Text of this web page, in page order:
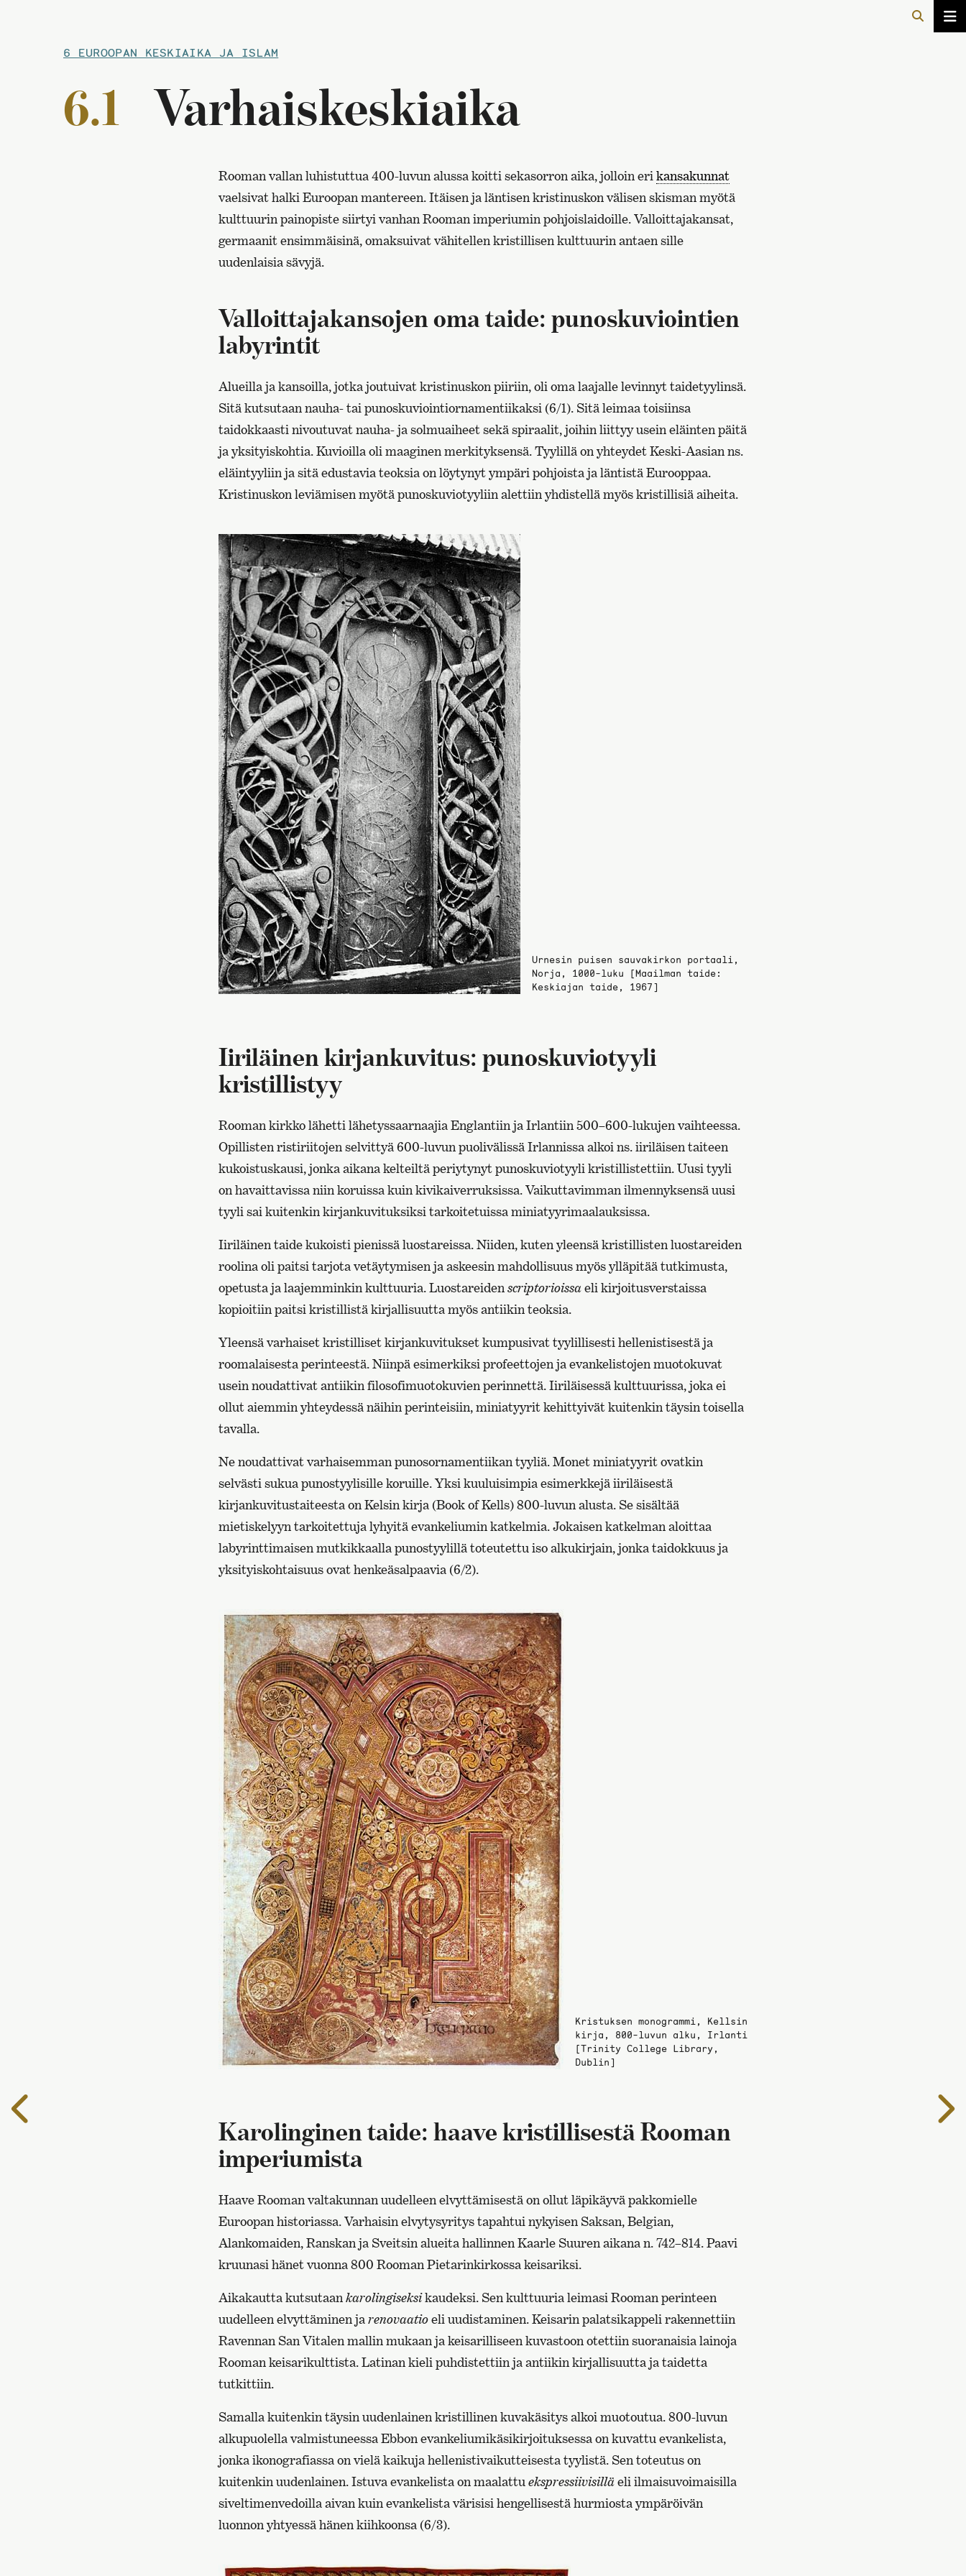
6 EUROOPAN KESKIAIKA JA ISLAM
6.1 Varhaiskeskiaika
Rooman vallan luhistuttua 400-luvun alussa koitti sekasorron aika, jolloin eri kansakunnat
vaelsivat halki Euroopan mantereen. Itäisen ja läntisen kristinuskon välisen skisman myötä
kulttuurin painopiste siirtyi vanhan Rooman imperiumin pohjoislaidoille. Valloittajakansat,
germaanit ensimmäisinä, omaksuivat vähitellen kristillisen kulttuurin antaen sille
uudenlaisia sävyjä.
Valloittajakansojen oma taide: punoskuviointien
labyrintit
Alueilla ja kansoilla, jotka joutuivat kristinuskon piiriin, oli oma laajalle levinnyt taidetyylinsä.
Sitä kutsutaan nauha- tai punoskuviointiornamentiikaksi (6/1). Sitä leimaa toisiinsa
taidokkaasti nivoutuvat nauha- ja solmuaiheet sekä spiraalit, joihin liittyy usein eläinten päitä
ja yksityiskohtia. Kuvioilla oli maaginen merkityksensä. Tyylillä on yhteydet Keski-Aasian ns.
eläintyyliin ja sitä edustavia teoksia on löytynyt ympäri pohjoista ja läntistä Eurooppaa.
Kristinuskon leviämisen myötä punoskuviotyyliin alettiin yhdistellä myös kristillisiä aiheita.
Urnesin puisen sauvakirkon portaali,
Norja, 1000-luku [Maailman taide:
Keskiajan taide, 1967]
Iiriläinen kirjankuvitus: punoskuviotyyli
kristillistyy
Rooman kirkko lähetti lähetyssaarnaajia Englantiin ja Irlantiin 500–600-lukujen vaihteessa.
Opillisten ristiriitojen selvittyä 600-luvun puolivälissä Irlannissa alkoi ns. iiriläisen taiteen
kukoistuskausi, jonka aikana kelteiltä periytynyt punoskuviotyyli kristillistettiin. Uusi tyyli
on havaittavissa niin koruissa kuin kivikaiverruksissa. Vaikuttavimman ilmennyksensä uusi
tyyli sai kuitenkin kirjankuvituksiksi tarkoitetuissa miniatyyrimaalauksissa.
Iiriläinen taide kukoisti pienissä luostareissa. Niiden, kuten yleensä kristillisten luostareiden
roolina oli paitsi tarjota vetäytymisen ja askeesin mahdollisuus myös ylläpitää tutkimusta,
opetusta ja laajemminkin kulttuuria. Luostareiden scriptorioissaeli kirjoitusverstaissa
kopioitiin paitsi kristillistä kirjallisuutta myös antiikin teoksia.
Yleensä varhaiset kristilliset kirjankuvitukset kumpusivat tyylillisesti hellenistisestä ja
roomalaisesta perinteestä. Niinpä esimerkiksi profeettojen ja evankelistojen muotokuvat
usein noudattivat antiikin filosofimuotokuvien perinnettä. Iiriläisessä kulttuurissa, joka ei
ollut aiemmin yhteydessä näihin perinteisiin, miniatyyrit kehittyivät kuitenkin täysin toisella
tavalla.
Ne noudattivat varhaisemman punosornamentiikan tyyliä. Monet miniatyyrit ovatkin
selvästi sukua punostyylisille koruille. Yksi kuuluisimpia esimerkkejä iiriläisestä
kirjankuvitustaiteesta on Kelsin kirja (Book of Kells) 800-luvun alusta. Se sisältää
mietiskelyyn tarkoitettuja lyhyitä evankeliumin katkelmia. Jokaisen katkelman aloittaa
labyrinttimaisen mutkikkaalla punostyylillä toteutettu iso alkukirjain, jonka taidokkuus ja
yksityiskohtaisuus ovat henkeäsalpaavia (6/2).
Kristuksen monogrammi, Kellsin
kirja, 800-luvun alku, Irlanti
[Trinity College Library,
Dublin]
Karolinginen taide: haave kristillisestä Rooman
imperiumista
Haave Rooman valtakunnan uudelleen elvyttämisestä on ollut läpikäyvä pakkomielle
Euroopan historiassa. Varhaisin elvytysyritys tapahtui nykyisen Saksan, Belgian,
Alankomaiden, Ranskan ja Sveitsin alueita hallinnen Kaarle Suuren aikana n. 742–814. Paavi
kruunasi hänet vuonna 800 Rooman Pietarinkirkossa keisariksi.
Aikakautta kutsutaankarolingiseksikaudeksi. Sen kulttuuria leimasi Rooman perinteen
uudelleen elvyttäminen jarenovaatioeli uudistaminen. Keisarin palatsikappeli rakennettiin
Ravennan San Vitalen mallin mukaan ja keisarilliseen kuvastoon otettiin suoranaisia lainoja
Rooman keisarikulttista. Latinan kieli puhdistettiin ja antiikin kirjallisuutta ja taidetta
tutkittiin.
Samalla kuitenkin täysin uudenlainen kristillinen kuvakäsitys alkoi muotoutua. 800-luvun
alkupuolella valmistuneessa Ebbon evankeliumikäsikirjoituksessa on kuvattu evankelista,
jonka ikonografiassa on vielä kaikuja hellenistivaikutteisesta tyylistä. Sen toteutus on
kuitenkin uudenlainen. Istuva evankelista on maalattuekspressiivisilläeli ilmaisuvoimaisilla
siveltimenvedoilla aivan kuin evankelista värisisi hengellisestä hurmiosta ympäröivän
luonnon yhtyessä hänen kiihkoonsa (6/3).